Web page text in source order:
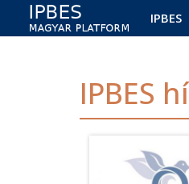
Ugrás a tartalomra
IPBES
IPBES